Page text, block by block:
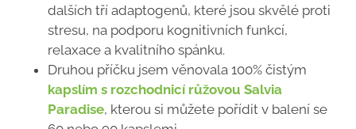
dalších tří adaptogenů, které jsou skvělé proti
stresu, na podporu kognitivních funkcí,
relaxace a kvalitního spánku.
Druhou příčku jsem věnovala 100% čistým
kapslím s rozchodnicí růžovou Salvia
Paradise, kterou si můžete pořídit v balení se